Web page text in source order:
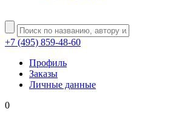
+7 (495) 859-48-60
Профиль
Заказы
Личные данные
0